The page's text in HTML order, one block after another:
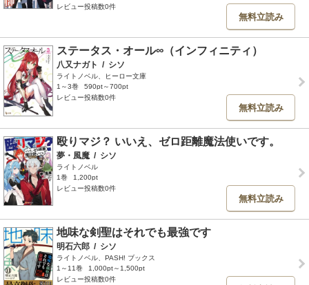
レビュー投稿数0件
無料立読み
ステータス・オール∞（インフィニティ）
八又ナガト / シソ
ライトノベル、ヒーロー文庫
1～3巻
590pt～700pt
レビュー投稿数0件
無料立読み
殴りマジ？ いいえ、ゼロ距離魔法使いです。
夢・風魔 / シソ
ライトノベル
1巻
1,200pt
レビュー投稿数0件
無料立読み
地味な剣聖はそれでも最強です
明石六郎 / シソ
ライトノベル、PASH! ブックス
1～11巻
1,000pt～1,500pt
レビュー投稿数0件